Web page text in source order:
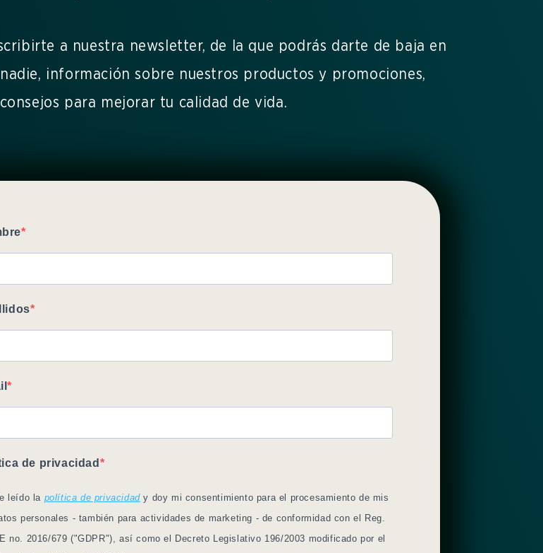
a nuestra newsletter, de la que podrás darte de baja en
información sobre nuestros productos y promociones,
para mejorar tu calidad de vida.
de privacidad
leído la política de privacidady doy mi consentimiento para el procesamiento de mis
personales - también para actividades de marketing - de conformidad con el Reg.
no. 2016/679 ("GDPR"), así como el Decreto Legislativo 196/2003 modificado por el